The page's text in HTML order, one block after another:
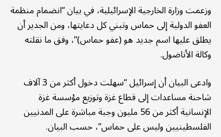
وزعمت وزارة الخارجية الإسرائيلية، في بيان “انضمام منظمة
العفو الدولية إلى حماس وتبني كل دعايتها، ومن الجدير أن
يطلق عليها اسم جديد هو (عفو حماس)”، وفق ما نقلته
وكالة الأناضول.
وادعى البيان أن إسرائيل “سهلت دخول أكثر من 3 آلاف
شاحنة مساعدات إلى قطاع غزة وتوزيع مؤسسة غزة
الإنسانية أكثر من 56 مليون وجبة مباشرة على المدنيين
الفلسطينيين وليس على حماس”، حسب البيان.